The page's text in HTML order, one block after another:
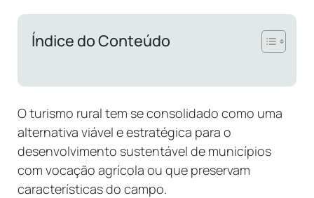
Índice do Conteúdo
O turismo rural tem se consolidado como uma
alternativa viável e estratégica para o
desenvolvimento sustentável de municípios
com vocação agrícola ou que preservam
características do campo.